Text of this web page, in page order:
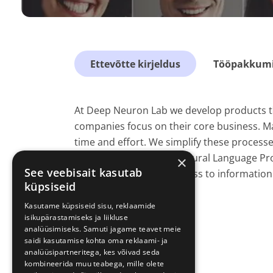
Ettevõtte kirjeldus
At Deep Neuron Lab we develop
companies focus on their core business.
time and effort. We simplify these
the latest methods of Natural Language
and enable an easier access to
the latest technology.
×
See veebisait kasutab
küpsiseid
Kasutame küpsiseid sisu, reklaamide
isikupärastamiseks ja liikluse
analüüsimiseks. Samuti jagame teavet meie
saidi kasutamise kohta oma reklaami- ja
analüüsipartneritega, kes võivad seda
kombineerida muu teabega, mille olete